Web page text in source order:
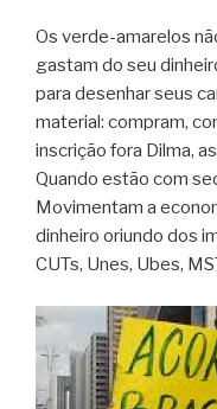
Os verde-amarelos
gastam do seu
para desenhar seus
material: compram,
inscrição fora Dilma,
Quando estão com
Movimentam a
dinheiro oriundo dos
CUTs, Unes, Ubes,